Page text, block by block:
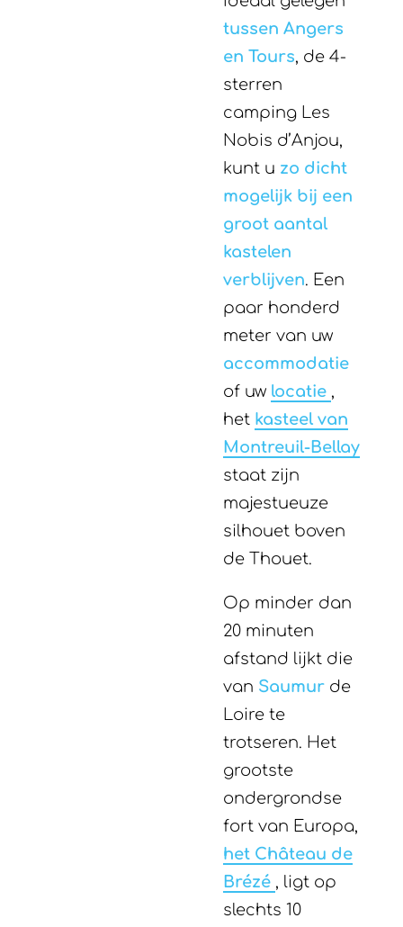
tussen Angers
en Tours, de 4-
sterren
camping Les
Nobis d’Anjou,
kunt u zo dicht
mogelijk bij een
groot aantal
kastelen
verblijven. Een
paar honderd
meter van uw
accommodatie
of uw locatie ,
het kasteel van
Montreuil-Bellay
staat zijn
majestueuze
silhouet boven
de Thouet.
Op minder dan
20 minuten
afstand lijkt die
van Saumur de
Loire te
trotseren. Het
grootste
ondergrondse
fort van Europa,
het Château de
Brézé , ligt op
slechts 10